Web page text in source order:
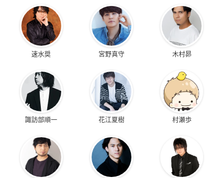
速水奨 宮野真守 木村昴
諏訪部順一 花江夏樹 村瀬歩